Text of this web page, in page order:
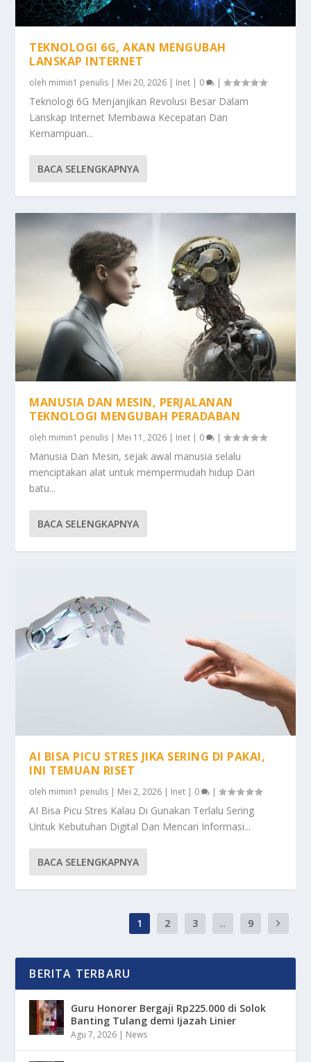
TEKNOLOGI 6G, AKAN MENGUBAH
LANSKAP INTERNET
oleh mimin1 penulis | Mei 20, 2026 | Inet | 0 |
Teknologi 6G Menjanjikan Revolusi Besar Dalam
Lanskap Internet Membawa Kecepatan Dan
Kemampuan...
BACA SELENGKAPNYA
MANUSIA DAN MESIN, PERJALANAN
TEKNOLOGI MENGUBAH PERADABAN
oleh mimin1 penulis | Mei 11, 2026 | Inet | 0 |
Manusia Dan Mesin, sejak awal manusia selalu
menciptakan alat untuk mempermudah hidup Dari
batu...
BACA SELENGKAPNYA
AI BISA PICU STRES JIKA SERING DI PAKAI,
INI TEMUAN RISET
oleh mimin1 penulis | Mei 2, 2026 | Inet | 0 |
AI Bisa Picu Stres Kalau Di Gunakan Terlalu Sering
Untuk Kebutuhan Digital Dan Mencari Informasi...
BACA SELENGKAPNYA
1 2 3 ... 9
BERITA TERBARU
Guru Honorer Bergaji Rp225.000 di Solok
Banting Tulang demi Ijazah Linier
Agu 7, 2026 | News